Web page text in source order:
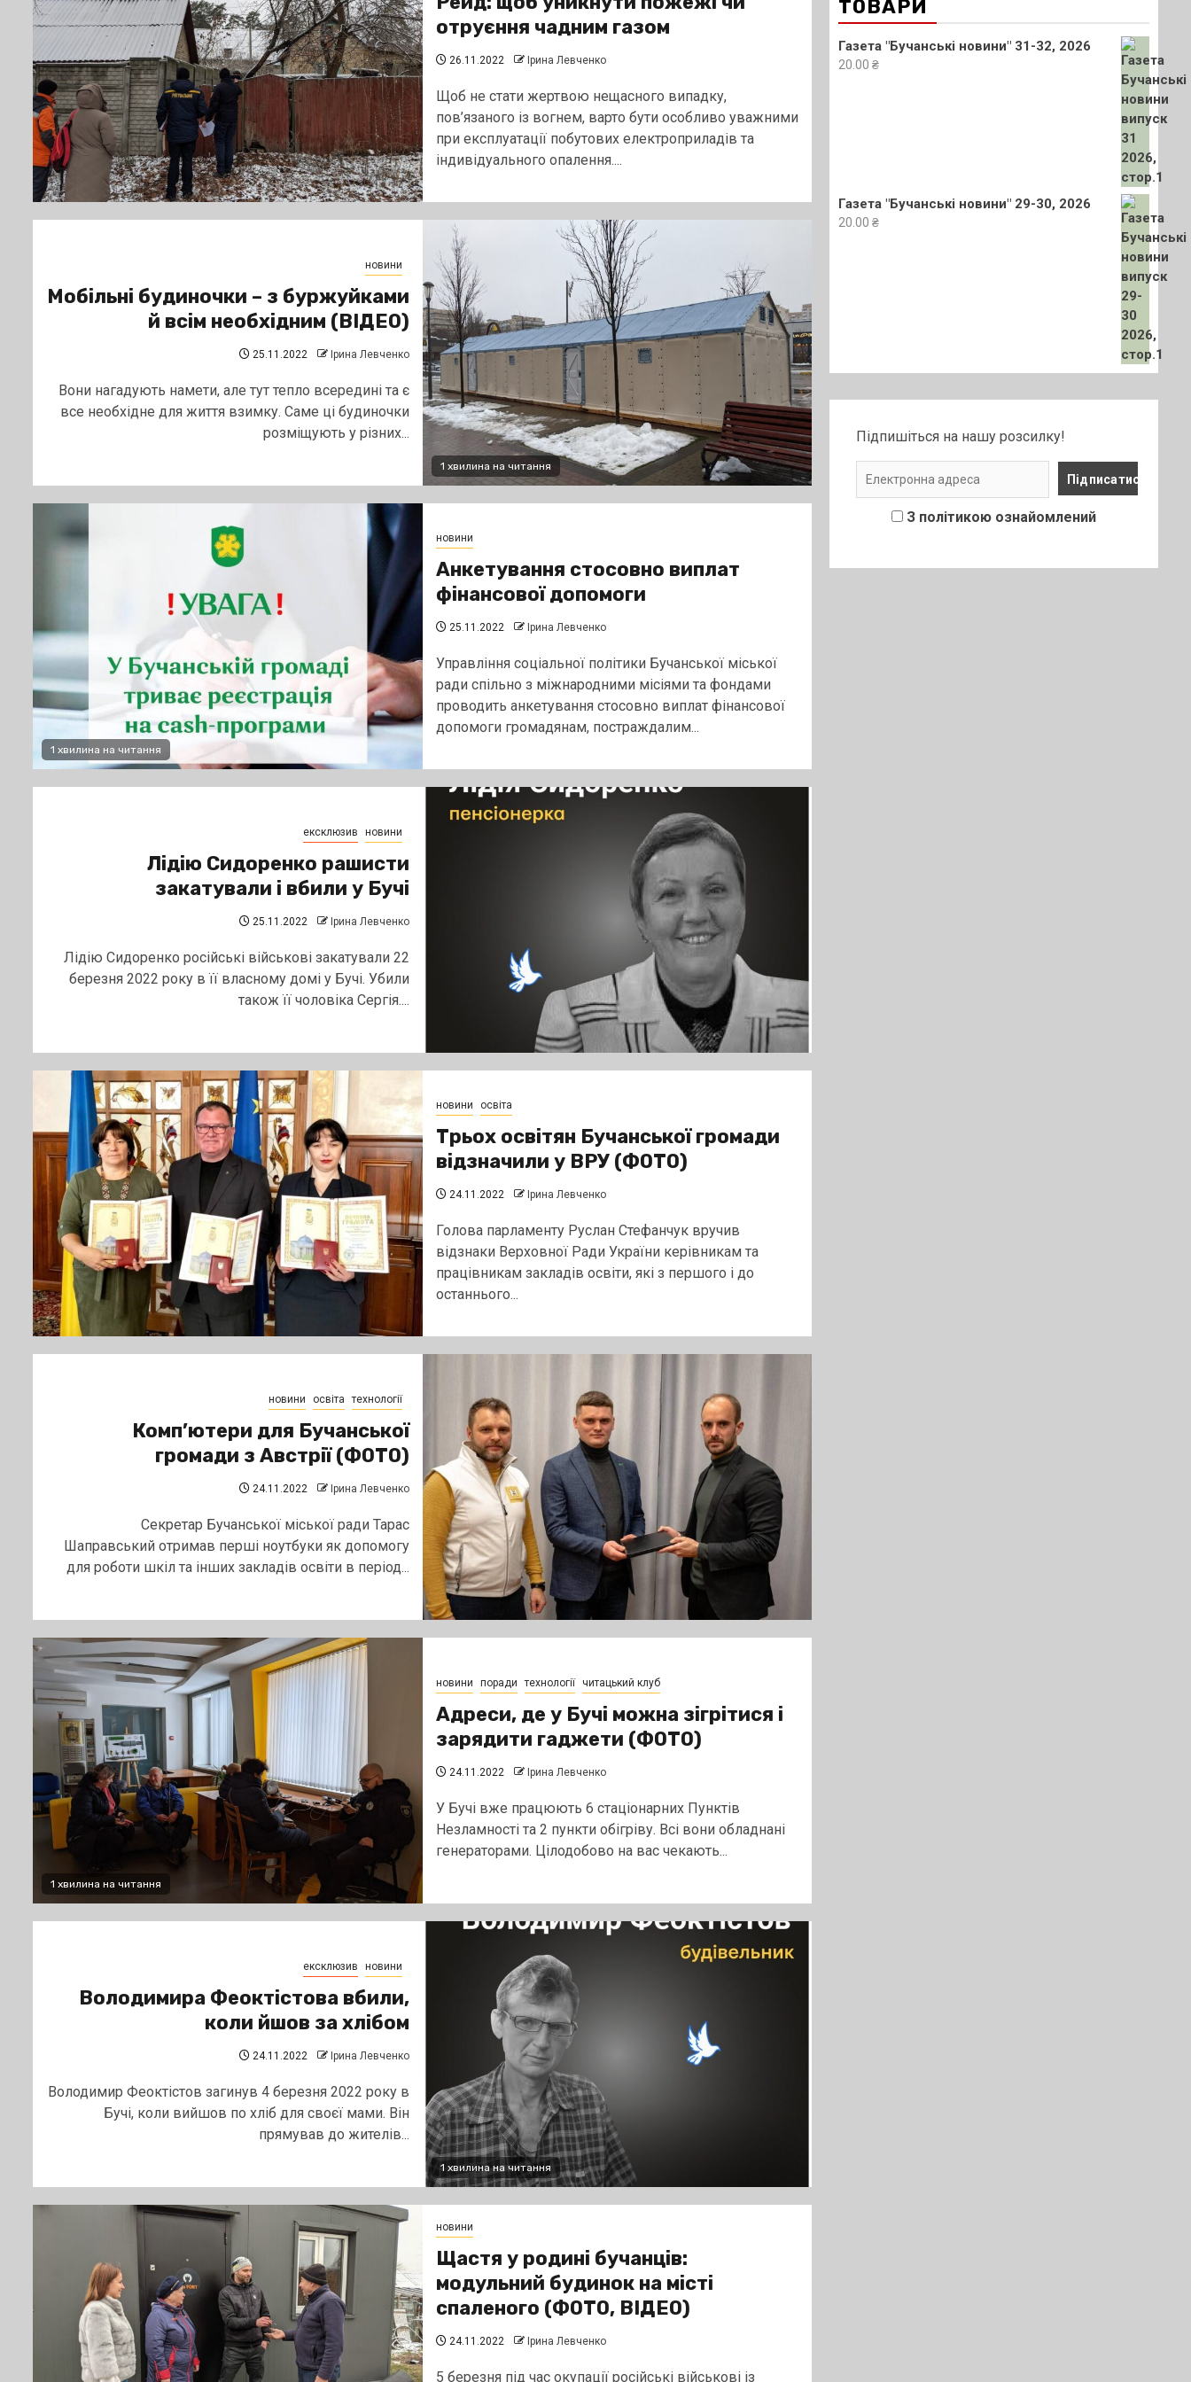
отруєння чадним газом
26.11.2022 Ірина Левченко
Щоб не стати жертвою нещасного випадку,
пов’язаного із вогнем, варто бути особливо уважними
при експлуатації побутових електроприладів та
індивідуального опалення....
1 хвилина на читання
новини
Мобільні будиночки – з буржуйками
й всім необхідним (ВІДЕО)
25.11.2022 Ірина Левченко
Вони нагадують намети, але тут тепло всередині та є
все необхідне для життя взимку. Саме ці будиночки
розміщують у різних...
1 хвилина на читання
новини
Анкетування стосовно виплат
фінансової допомоги
25.11.2022 Ірина Левченко
Управління соціальної політики Бучанської міської
ради спільно з міжнародними місіями та фондами
проводить анкетування стосовно виплат фінансової
допомоги громадянам, постраждалим...
ексклюзив новини
Лідію Сидоренко рашисти
закатували і вбили у Бучі
25.11.2022 Ірина Левченко
Лідію Сидоренко російські військові закатували 22
березня 2022 року в її власному домі у Бучі. Убили
також її чоловіка Сергія....
новини освіта
Трьох освітян Бучанської громади
відзначили у ВРУ (ФОТО)
24.11.2022 Ірина Левченко
Голова парламенту Руслан Стефанчук вручив
відзнаки Верховної Ради України керівникам та
працівникам закладів освіти, які з першого і до
останнього...
новини освіта технології
Комп’ютери для Бучанської
громади з Австрії (ФОТО)
24.11.2022 Ірина Левченко
Секретар Бучанської міської ради Тарас
Шаправський отримав перші ноутбуки як допомогу
для роботи шкіл та інших закладів освіти в період...
1 хвилина на читання
новини поради технології читацький клуб
Адреси, де у Бучі можна зігрітися і
зарядити гаджети (ФОТО)
24.11.2022 Ірина Левченко
У Бучі вже працюють 6 стаціонарних Пунктів
Незламності та 2 пункти обігріву. Всі вони обладнані
генераторами. Цілодобово на вас чекають...
1 хвилина на читання
ексклюзив новини
Володимира Феоктістова вбили,
коли йшов за хлібом
24.11.2022 Ірина Левченко
Володимир Феоктістов загинув 4 березня 2022 року в
Бучі, коли вийшов по хліб для своєї мами. Він
прямував до жителів...
новини
Щастя у родині бучанців:
модульний будинок на місті
спаленого (ФОТО, ВІДЕО)
24.11.2022 Ірина Левченко
5 березня під час окупації російські військові із
ТОВАРИ
Газета "Бучанські новини" 31-32, 2026
20.00 ₴
Газета "Бучанські новини" 29-30, 2026
20.00 ₴
Підпишіться на нашу розсилку!
З політикою ознайомлений